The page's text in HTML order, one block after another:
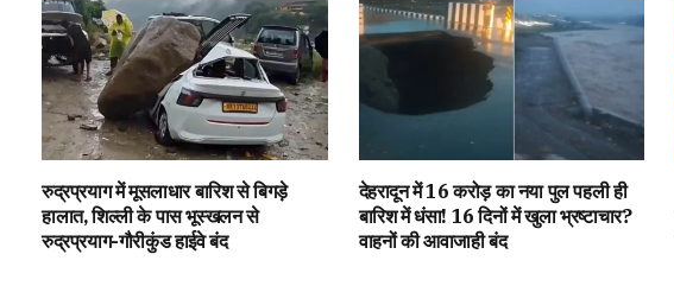
रुद्रप्रयाग में मूसलाधार बारिश से बिगड़े
हालात, शिल्ली के पास भूस्खलन से
रुद्रप्रयाग-गौरीकुंड हाईवे बंद
देहरादून में 16 करोड़ का नया पुल पहली ही
बारिश में धंसा! 16 दिनों में खुला भ्रष्टाचार?
वाहनों की आवाजाही बंद